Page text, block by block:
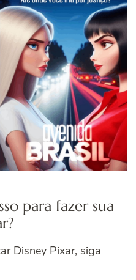
para fazer sua
Disney Pixar, siga